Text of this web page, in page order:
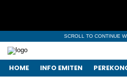
SCROLL TO CONTINUE
HOME INFO EMITEN